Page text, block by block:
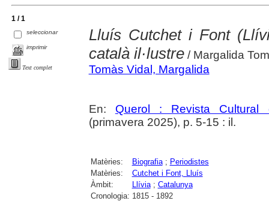
1 / 1
seleccionar
imprimir
Text complet
Lluís Cutchet i Font
català il·lustre/ Margalida
Tomàs Vidal, Margalida
En: Querol : Revista Cultural
(primavera 2025), p. 5-15 : il.
Matèries: Biografia; Periodistes
Matèries:
Cutchet i Font, Lluís
Àmbit:
Llívia; Catalunya
Cronologia: 1815 - 1892